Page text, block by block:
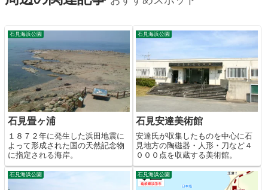
石見海浜公園
石見畳ヶ浦
１８７２年に発生した浜田地震に
よって形成された国の天然記念物
に指定される海岸。
石見海浜公園
石見安達美術館
安達氏が収集したものを中心に石
見地方の陶磁器・人形・刀など４
０００点を収蔵する美術館。
石見海浜公園 石見海浜公園